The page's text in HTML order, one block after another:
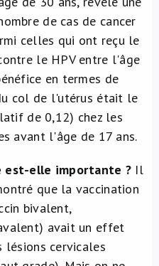
de cas de cancer
celles qui ont reçu le
le HPV entre l'âge
en termes de
col de l'utérus était le
de 0,12) chez les
avant l'âge de 17 ans.
est-elle importante ? Il
que la vaccination
bivalent,
avait un effet
cervicales